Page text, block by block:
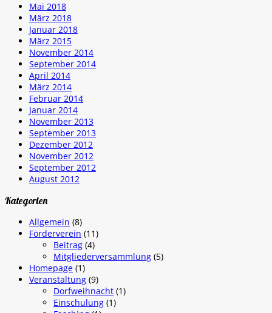
Mai 2018
März 2018
Januar 2018
März 2015
November 2014
September 2014
April 2014
März 2014
Februar 2014
Januar 2014
November 2013
September 2013
Dezember 2012
November 2012
September 2012
August 2012
Kategorien
Allgemein (8)
Förderverein (11)
Beitrag (4)
Mitgliederversammlung (5)
Homepage (1)
Veranstaltung (9)
Dorfweihnacht (1)
Einschulung (1)